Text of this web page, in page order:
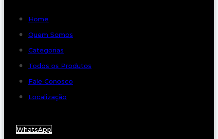
Home
Quem Somos
Categorias
Todos os Produtos
Fale Conosco
Localização
WhatsApp